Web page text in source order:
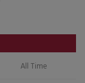
All Time